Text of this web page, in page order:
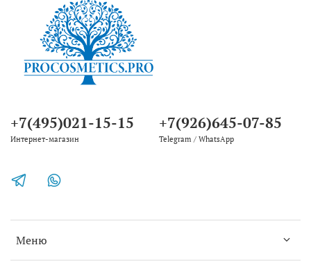
Меню
+7(495)021-15-15
Интернет-магазин
+7(926)645-07-85
Telegram / WhatsApp